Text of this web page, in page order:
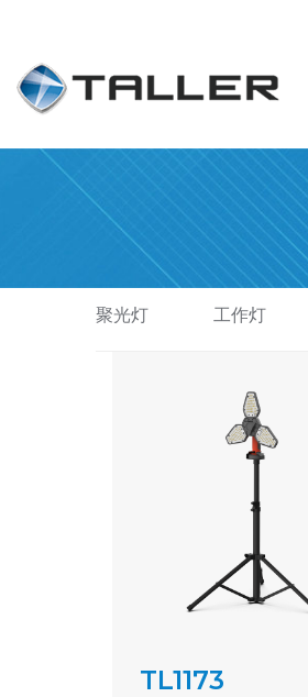
聚光灯 工作灯
TL1173